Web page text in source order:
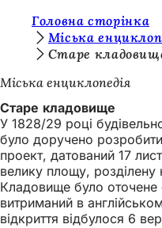
Перейти до змісту
т
у
т
:
Головна сторінка
Міська
Старе
Міська енциклопедія
Старе кладовище
У 1828/29 році
було доручено
проект, датований 17
велику площу, розділену
Кладовище було оточене
витриманий в
відкриття відбулося 6